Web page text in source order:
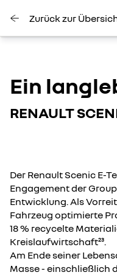
Zurück zur
Ein
RENAULT
Der Renault Scenic E-
Engagement der
Entwicklung. Als
Fahrzeug optimierte
18 % recycelte
Kreislaufwirtschaft²³.
Am Ende seiner
Masse - einschließlich